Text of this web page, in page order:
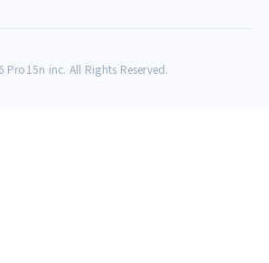
Pro15n inc. All Rights Reserved.